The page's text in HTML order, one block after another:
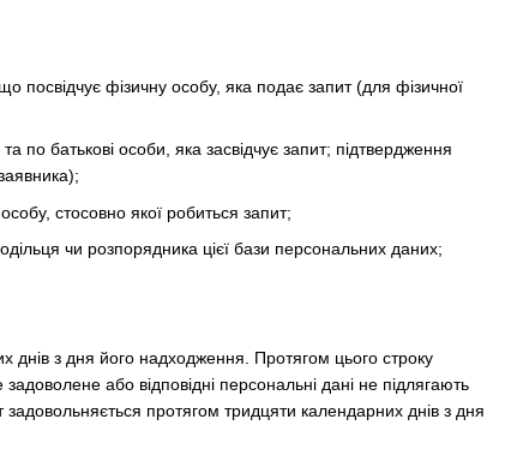
посвідчує фізичну особу, яка подає запит (для фізичної
батькові особи, яка засвідчує запит; підтвердження
стосовно якої робиться запит;
чи розпорядника цієї бази персональних даних;
з дня його надходження. Протягом цього строку
або відповідні персональні дані не підлягають
протягом тридцяти календарних днів з дня